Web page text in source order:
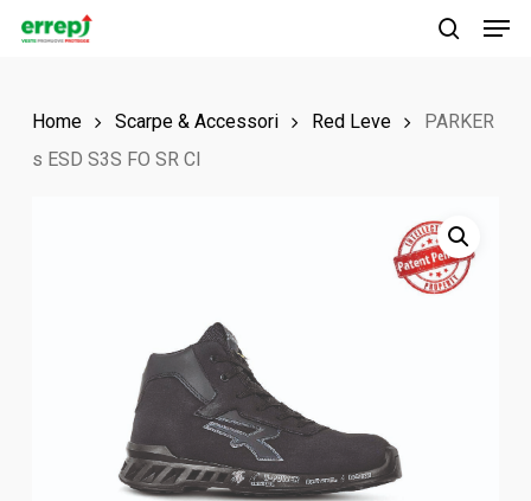
Skip
contentHome Scarpe & Accessori Red Leve
PARKER
s ESD S3S FO SR CI